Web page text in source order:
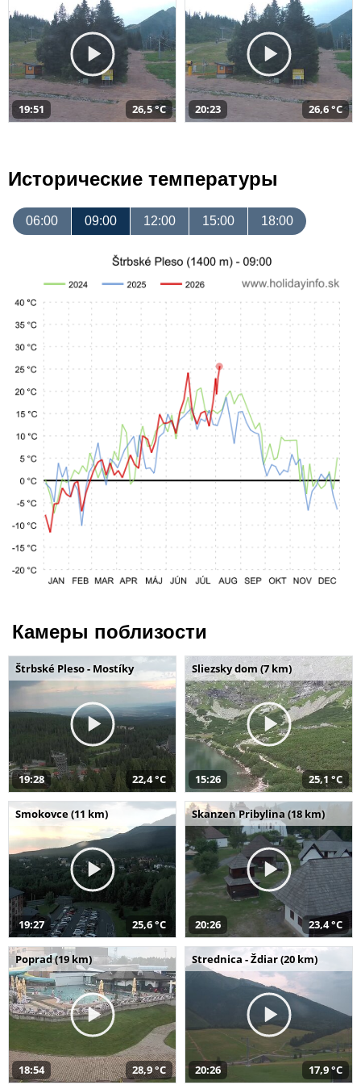
19:51 26,5 °C 20:23 26,6 °C
Исторические температуры
06:00 09:00 12:00 15:00 18:00
Камеры поблизости
Štrbské Pleso - Mostíky
19:28 22,4 °C
Sliezsky dom (7 km)
15:26 25,1 °C
Smokovce (11 km)
19:27 25,6 °C
Skanzen Pribylina (18 km)
20:26 23,4 °C
Poprad (19 km)
18:54 28,9 °C
Strednica - Ždiar (20 km)
20:26 17,9 °C